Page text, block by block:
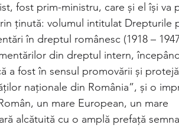
fost prim-ministru, care și el își va
ținută: volumul intitulat Drepturile
în dreptul românesc (1918 –
din dreptul intern,
a fost în sensul promovării și
naționale din România”, și o
un mare European, un mare
alcătuită cu o amplă prefață